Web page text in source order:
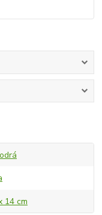
14 cm